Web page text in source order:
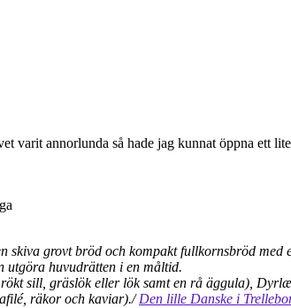
varit annorlunda så hade jag kunnat öppna ett
grovt bröd och kompakt fullkornsbröd med
utgöra huvudrätten i en måltid.
sill, gräslök eller lök samt en rå äggula),
räkor och kaviar)./Den lille Danske i